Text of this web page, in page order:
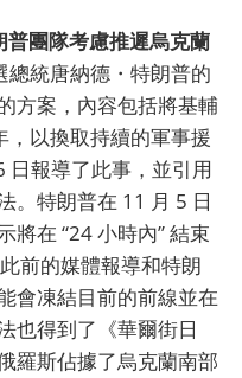
普團隊考慮推遲烏克蘭
總統唐納德・特朗普的
方案，內容包括將基輔
，以換取持續的軍事援
日報導了此事，並引用
。特朗普在 11 月 5 日
將在 “24 小時內” 結束
前的媒體報導和特朗
會凍結目前的前線並在
也得到了《華爾街日
羅斯佔據了烏克蘭南部